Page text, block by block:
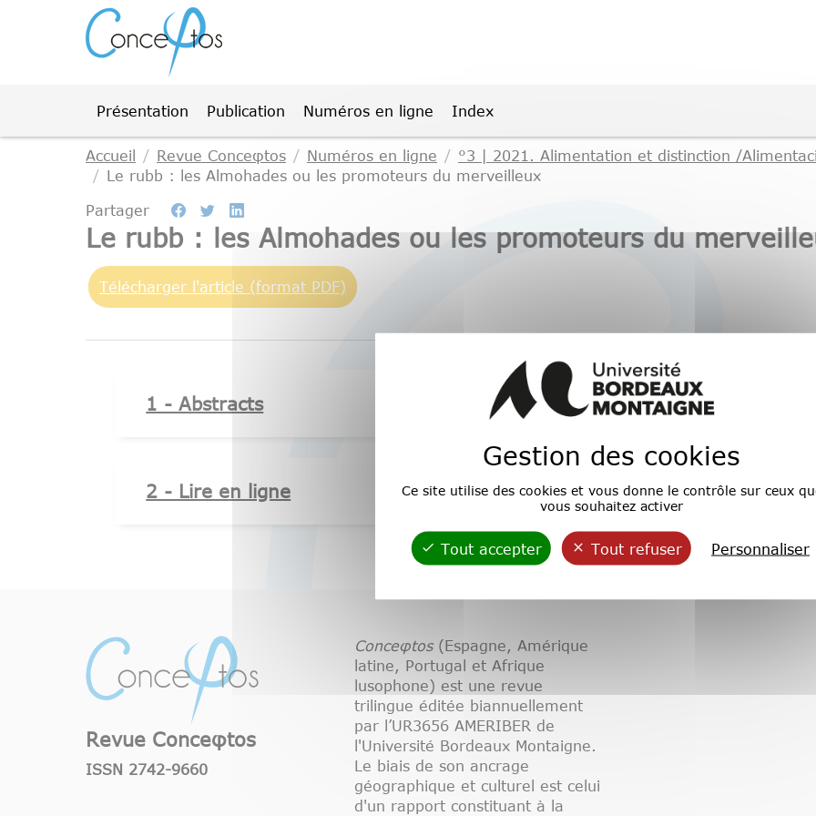
Présentation Publication Numéros en ligne Index
Accueil Revue Conceφtos Numéros en ligne
°3 | 2021. Alimentation et distinction /
Le rubb : les Almohades ou les promoteurs du merveilleux
Partager
Le rubb : les Almohades ou les promoteurs du
Télécharger l'article (format PDF)
1 - Abstracts
2 - Lire en ligne
Revue Conceφtos
ISSN 2742-9660
Conceφtos(Espagne, Amérique
latine, Portugal et Afrique
lusophone) est une revue
trilingue éditée biannuellement
par l’UR3656 AMERIBER de
l'Université Bordeaux Montaigne.
Le biais de son ancrage
géographique et culturel est celui
d'un rapport constituant à la
Gestion des cookies
Gestion des cookies
Ce site utilise des cookies et vous donne le contrôle sur ceux
vous souhaitez activer
Tout accepter Tout refuser Personnaliser